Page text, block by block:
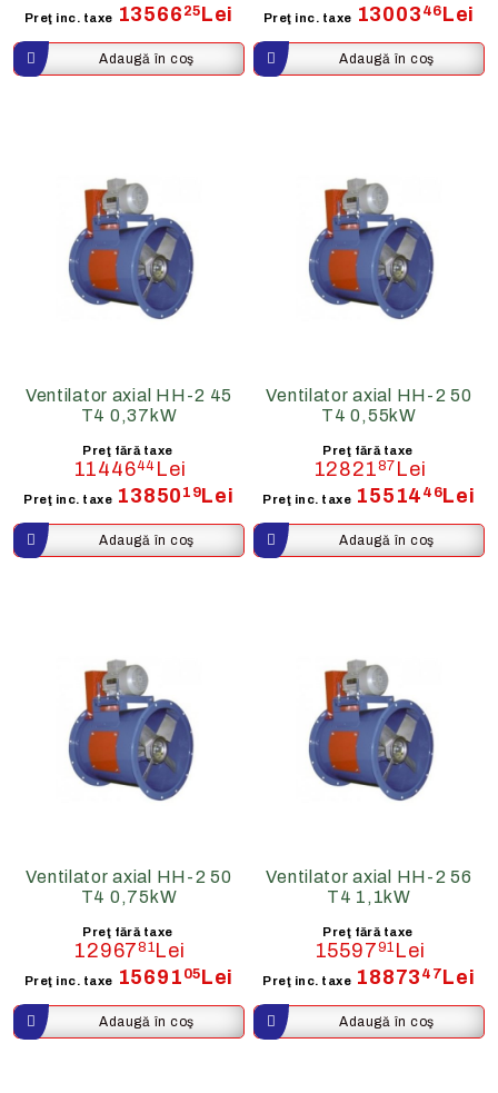
Preţ inc. taxe 13566 25Lei Preţ inc. taxe 13003 46Lei
Ventilator axial HH-2 45
T4 0,37kW
Preţ fără taxe
1144644 Lei
Preţ inc. taxe 13850 19Lei
Ventilator axial HH-2 50
T4 0,55kW
Preţ fără taxe
1282187 Lei
Preţ inc. taxe 15514 46Lei
Ventilator axial HH-2 50
T4 0,75kW
Preţ fără taxe
1296781Lei
Preţ inc. taxe 15691 05Lei
Ventilator axial HH-2 56
T4 1,1kW
Preţ fără taxe
1559791 Lei
Preţ inc. taxe 18873 47Lei